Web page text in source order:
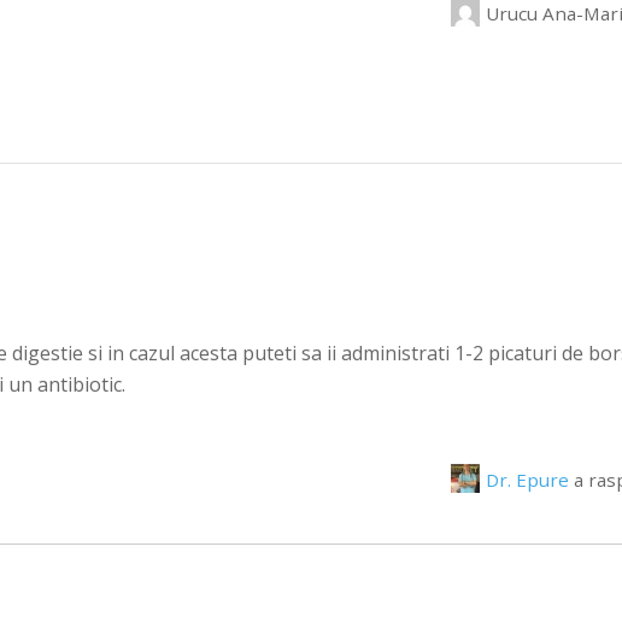
Urucu Ana-
si in cazul acesta puteti sa ii administrati 1-2 picaturi de
un antibiotic.
Dr. Epure a